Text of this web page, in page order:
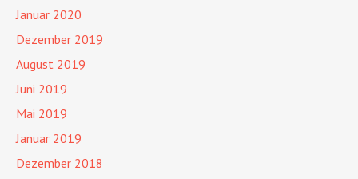
Januar 2020
Dezember 2019
August 2019
Juni 2019
Mai 2019
Januar 2019
Dezember 2018